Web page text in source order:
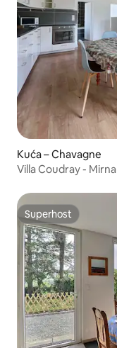
Kuća – Chavagne
Villa Coudray -
Superhost
Superhost